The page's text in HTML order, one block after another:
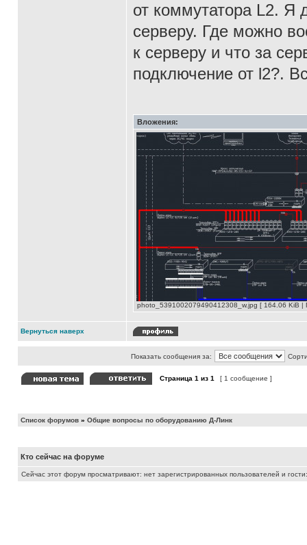
от коммутатора L2. Я
серверу. Где можно
к серверу и что за
подключение от l2?.
Вложения:
photo_5391002079490412308_w.jpg [ 164.06 KiB |
Вернуться наверх
Показать сообщения за:
Страница 1 из 1 [ 1 сообщение ]
Список форумов » Общие вопросы по оборудованию Д-Линк
Кто сейчас на форуме
Сейчас этот форум просматривают: нет зарегистрированных пользователей и